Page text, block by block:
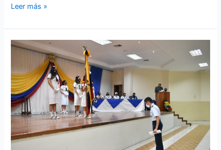
Leer más »
Ala
Combate
Nro.
23
realizó
programa
de
alas